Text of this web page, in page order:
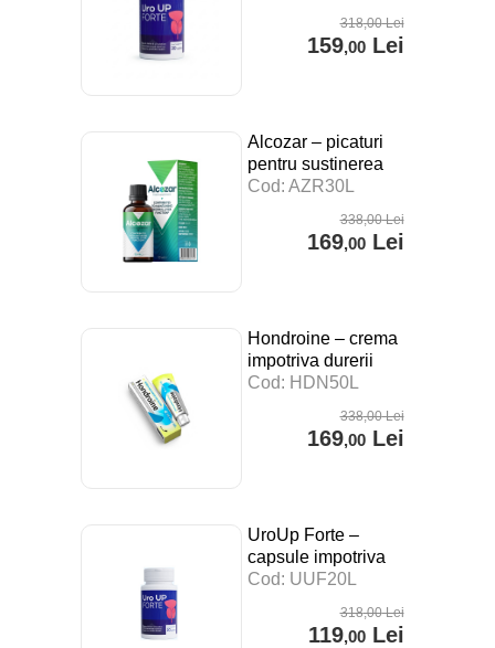
318,00Lei
159,00Lei
Alcozar – picaturi
pentru sustinerea
digestiei, a
impotriva stresului –
Cod: AZR30L
338,00Lei
169,00Lei
Hondroine – crema
impotriva durerii
articulare – 50 ml
Cod: HDN50L
338,00Lei
169,00Lei
UroUp Forte –
capsule impotriva
prostatitei – 20 cps
Cod: UUF20L
318,00Lei
119,00Lei